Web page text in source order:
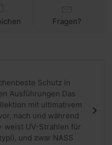
Fragen?
Schutz in
Ausführungen Das
mit ultimativem
nach und während
weist UV-Strahlen für
und zwar NASS